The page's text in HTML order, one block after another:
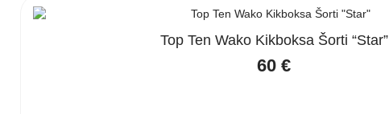
Top Ten Wako Kikboksa Šorti “Star”
60€